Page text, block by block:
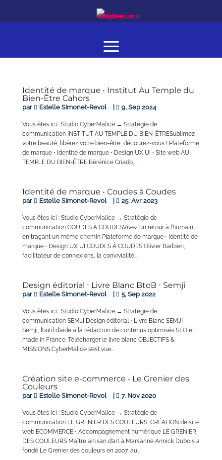
Identité de marque • Institut Au Temple du
Bien-Être Cahors
par Estelle SImonet-Revol 9, Sep 2024
Vous êtes ici : Studio CyberMalice → Stratégie de
communication INSTITUT AU TEMPLE DU BIEN-ÊTRESublimez
votre beauté, libérez votre bien-être, décourez-vous ! Plateforme
de marque ⋅ Identité de marque ⋅ Design UX UI ⋅ Site web AU
TEMPLE DU BIEN-ÊTRE Bérénice Criado,...
Identité de marque • Coudes à Coudes
par Estelle SImonet-Revol 25, Avr 2023
Vous êtes ici : Studio CyberMalice → Stratégie de
communication COUDES À COUDESVivez un retour à l’humain
en traçant un même chemin Plateforme de marque ⋅ Identité de
marque ⋅ Design UX UI COUDES À COUDES Olivier Barbieri,
facilitateur de connexions, la convivialité...
Design éditorial ⋅ Livre Blanc BtoB ⋅ Semji
par Estelle SImonet-Revol 5, Sep 2022
Vous êtes ici : Studio CyberMalice → Stratégie de
communication SEMJI Design éditorial ⋅ Livre Blanc SEMJI
Semji, l’outil d’aide à la rédaction de contenus optimisés SEO et
made in France. Télécharger le livre blanc OBJECTIFS &
MISSIONS CyberMalice s’est vue...
Création site e-commerce • Le Grenier des
Couleurs
par Estelle SImonet-Revol 7, Nov 2020
Vous êtes ici : Studio CyberMalice → Stratégie de
communication LE GRENIER DES COULEURS CRÉATION de site
web ECOMMERCE ⋅ Accompagnement numérique LE GRENIER
DES COULEURS Maître artisan d’art à Marsanne Annick Dubois a
fondé Le Grenier des couleurs en 2007, au...